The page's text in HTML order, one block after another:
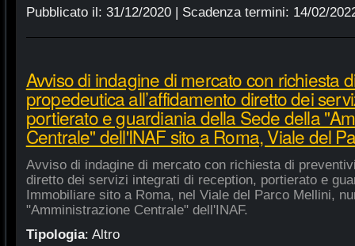
Pubblicato il: 31/12/2020| Scadenza termini: 14/02/
Avviso di indagine di mercato con richiesta
propedeutica all’affidamento diretto dei
portierato e guardiania della Sede della
Centrale" dell'INAF sito a Roma, Viale del
Avviso di indagine di mercato con richiesta di
diretto dei servizi integrati di reception, portierato e
Immobiliare sito a Roma, nel Viale del Parco Mellini,
"Amministrazione Centrale" dell'INAF.
Tipologia: Altro